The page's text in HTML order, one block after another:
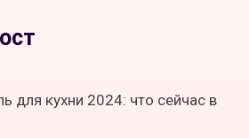
для кухни 2024: что сейчас в